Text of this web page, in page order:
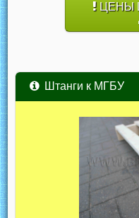
ЦЕНЫ
Штанги к МГБУ